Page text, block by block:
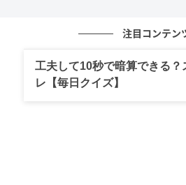
オレンジページnet
注目コンテン
工夫して10秒で暗算できる？
レ【毎日クイズ】